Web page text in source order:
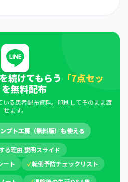
続けてもらう 「7点セッ
を無料配布
る患者配布資料。印刷してそのまま渡
せます。
プト工房（無料版）も使える
る理由 説明スライド
ート ✓転倒予防チェックリスト